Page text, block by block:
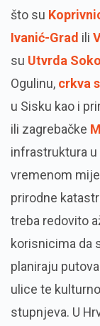
što su
Ivanić-Grad ili
su Utvrda
Ogulinu, crkva
u Sisku kao i
ili zagrebačke
infrastruktura u
vremenom
prirodne
treba redovito
korisnicima da
planiraju
ulice te
stupnjeva. U